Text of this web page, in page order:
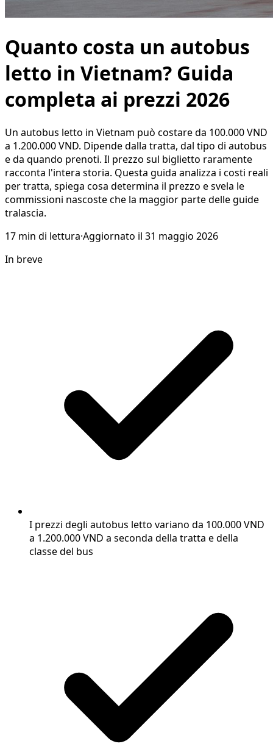
Quanto costa un autobus
letto in Vietnam? Guida
completa ai prezzi 2026
Un autobus letto in Vietnam può costare da 100.000 VND
a 1.200.000 VND. Dipende dalla tratta, dal tipo di autobus
e da quando prenoti. Il prezzo sul biglietto raramente
racconta l'intera storia. Questa guida analizza i costi reali
per tratta, spiega cosa determina il prezzo e svela le
commissioni nascoste che la maggior parte delle guide
tralascia.
17 min di lettura·Aggiornato il 31 maggio 2026
In breve
I prezzi degli autobus letto variano da 100.000 VND
a 1.200.000 VND a seconda della tratta e della
classe del bus